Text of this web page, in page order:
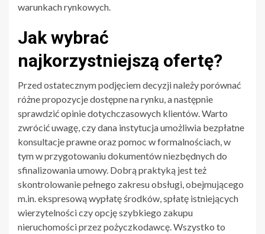
warunkach rynkowych.
Jak wybrać
najkorzystniejszą ofertę?
Przed ostatecznym podjęciem decyzji należy porównać
różne propozycje dostępne na rynku, a następnie
sprawdzić opinie dotychczasowych klientów. Warto
zwrócić uwagę, czy dana instytucja umożliwia bezpłatne
konsultacje prawne oraz pomoc w formalnościach, w
tym w przygotowaniu dokumentów niezbędnych do
sfinalizowania umowy. Dobrą praktyką jest też
skontrolowanie pełnego zakresu obsługi, obejmującego
m.in. ekspresową wypłatę środków, spłatę istniejących
wierzytelności czy opcję szybkiego zakupu
nieruchomości przez pożyczkodawcę. Wszystko to